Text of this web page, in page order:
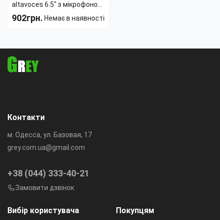
altavoces 6.5" з мікрофоном
і RGB-світиною,
акумуляторний Bluetooth
902грн. Немає в наявності
Особенности:
Вибір користувача Покупцям
Контакти
м. Одесса, ул. Базовая, 17
grey.com.ua@gmail.com
+38 (044) 333-40-21
Замовити дзвінок